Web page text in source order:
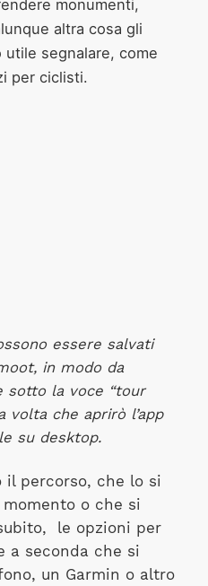
monumenti,
altra cosa gli
segnalare, come
per ciclisti.
essere salvati
in modo da
la voce “tour
volta che aprirò l’app
su desktop.
il percorso, che lo si
o che si
le opzioni per
a seconda che si
un Garmin o altro